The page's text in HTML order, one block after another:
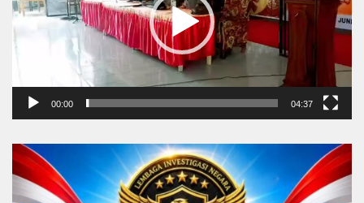
00:00 04:37